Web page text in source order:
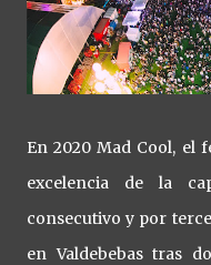
En 2020 Mad Cool, el
excelencia de la
consecutivo y por
en Valdebebas tras